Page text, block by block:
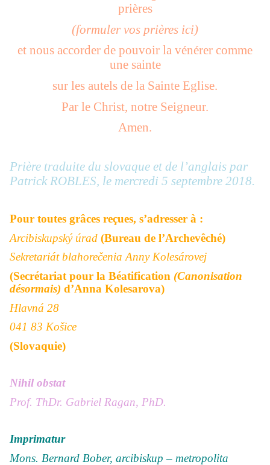
prières
(formuler vos prières ici)
et nous accorder de pouvoir la vénérer comme
une sainte
sur les autels de la Sainte Eglise.
Par le Christ, notre Seigneur.
Amen.
Prière traduite du slovaque et de l’anglais par
Patrick ROBLES, le mercredi 5 septembre 2018.
Pour toutes grâces reçues, s’adresser à :
Arcibiskupský úrad (Bureau de l’Archevêché)
Sekretariát blahorečenia Anny Kolesárovej
(Secrétariat pour la Béatification (Canonisation
désormais) d’Anna Kolesarova)
Hlavná 28
041 83 Košice
(Slovaquie)
Nihil obstat
Prof. ThDr. Gabriel Ragan, PhD.
Imprimatur
Mons. Bernard Bober, arcibiskup – metropolita